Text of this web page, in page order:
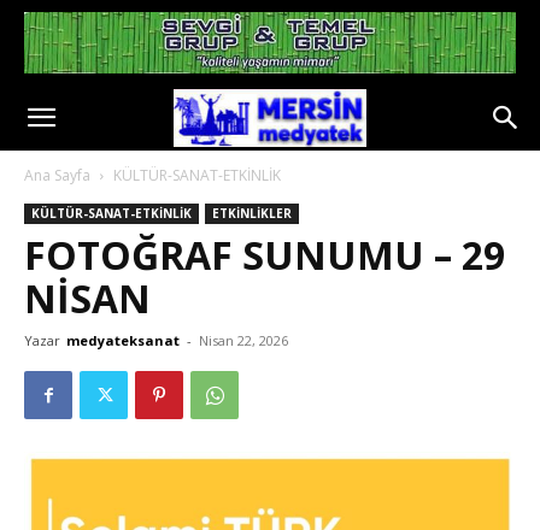
Ana Sayfa KÜLTÜR-SANAT-ETKİNLİK
KÜLTÜR-SANAT-ETKİNLİK ETKİNLİKLER
FOTOĞRAF SUNUMU – 29
NİSAN
Yazar medyateksanat - Nisan 22, 2026